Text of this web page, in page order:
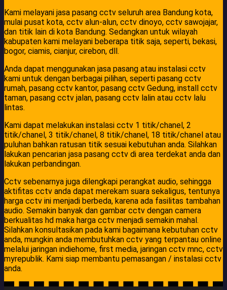
Kami melayani jasa pasang cctv seluruh area Bandung kota,
mulai pusat kota, cctv alun-alun, cctv dinoyo, cctv sawojajar,
dan titik lain di kota Bandung. Sedangkan untuk wilayah
kabupaten kami melayani beberapa titik saja, seperti, bekasi,
bogor, ciamis, cianjur, cirebon, dll.
Anda dapat menggunakan jasa pasang atau instalasi cctv
kami untuk dengan berbagai pilihan, seperti pasang cctv
rumah, pasang cctv kantor, pasang cctv Gedung, install cctv
taman, pasang cctv jalan, pasang cctv lalin atau cctv lalu
lintas.
Kami dapat melakukan instalasi cctv 1 titik/chanel, 2
titik/chanel, 3 titik/chanel, 8 titik/chanel, 18 titik/chanel atau
puluhan bahkan ratusan titik sesuai kebutuhan anda. Silahkan
lakukan pencarian jasa pasang cctv di area terdekat anda dan
lakukan perbandingan.
Cctv sebenarnya juga dilengkapi perangkat audio, sehingga
aktifitas cctv anda dapat merekam suara sekaligus, tentunya
harga cctv ini menjadi berbeda, karena ada fasilitas tambahan
audio. Semakin banyak dan gambar cctv dengan camera
berkualitas hd maka harga cctv menjadi semakin mahal.
Silahkan konsultasikan pada kami bagaimana kebutuhan cctv
anda, mungkin anda membutuhkan cctv yang terpantau online
melalui jaringan indiehome, first media, jaringan cctv mnc, cctv
myrepublik. Kami siap membantu pemasangan / instalasi cctv
anda.